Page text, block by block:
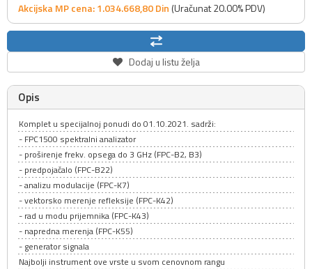
Akcijska MP cena: 1.034.668,80Din (Uračunat 20.00% PDV)
Dodaj u listu želja
Opis
Komplet u specijalnoj ponudi do 01.10.2021. sadrži:
- FPC1500 spektralni analizator
- proširenje frekv. opsega do 3 GHz (FPC-B2, B3)
- predpojačalo (FPC-B22)
- analizu modulacije (FPC-K7)
- vektorsko merenje refleksije (FPC-K42)
- rad u modu prijemnika (FPC-K43)
- napredna merenja (FPC-K55)
- generator signala
Najbolji instrument ove vrste u svom cenovnom rangu